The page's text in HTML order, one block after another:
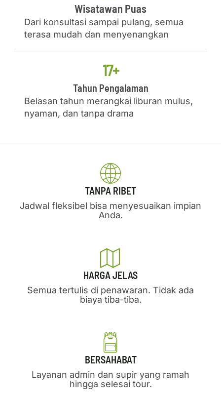
Wisatawan Puas
Dari konsultasi sampai pulang, semua
terasa mudah dan menyenangkan
17+
Tahun Pengalaman
Belasan tahun merangkai liburan mulus,
nyaman, dan tanpa drama
TANPA RIBET
Jadwal fleksibel bisa menyesuaikan impian
Anda.
HARGA JELAS
Semua tertulis di penawaran. Tidak ada
biaya tiba-tiba.
BERSAHABAT
Layanan admin dan supir yang ramah
hingga selesai tour.